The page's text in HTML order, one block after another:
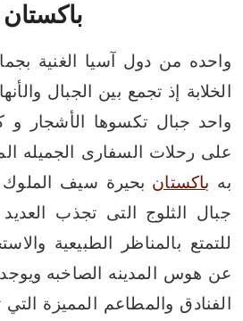
باكستان
واحده من دول آسيا الغنية
الخلابة إذ تجمع بين الجبال
واحد جبال تكسوها الأشجار
على رحلات السفارى الجميله
به باكستان بحيرة سيف
جبال الثلوج
التى تجذب
للتمتع بالمناظر الطبيعية
عن هوس المدينه الصاخبه
الفنادق والمطاعم المميزة التي